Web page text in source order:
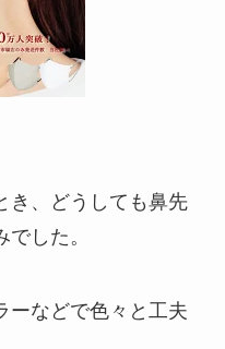
き、どうしても鼻先
した。
ーなどで色々と工夫